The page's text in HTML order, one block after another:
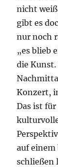
nicht
gibt es
nur noch
„es blieb
die
Konzert,
Das ist
auf
schließen